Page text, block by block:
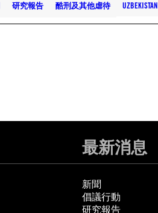
研究報告 酷刑及其他虐待 UZBEKISTAN
最新消息
新聞
倡議行動
研究報告